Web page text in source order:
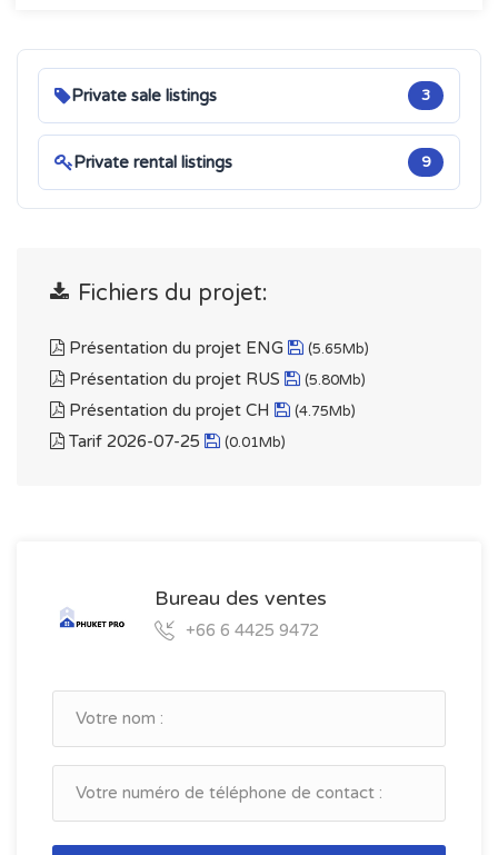
Private sale listings 3
Private rental listings 9
Fichiers du projet:
Présentation du projet ENG (5.65Mb)
Présentation du projet RUS (5.80Mb)
Présentation du projet CH (4.75Mb)
Tarif 2026-07-25 (0.01Mb)
Bureau des ventes
+66 6 4425 9472